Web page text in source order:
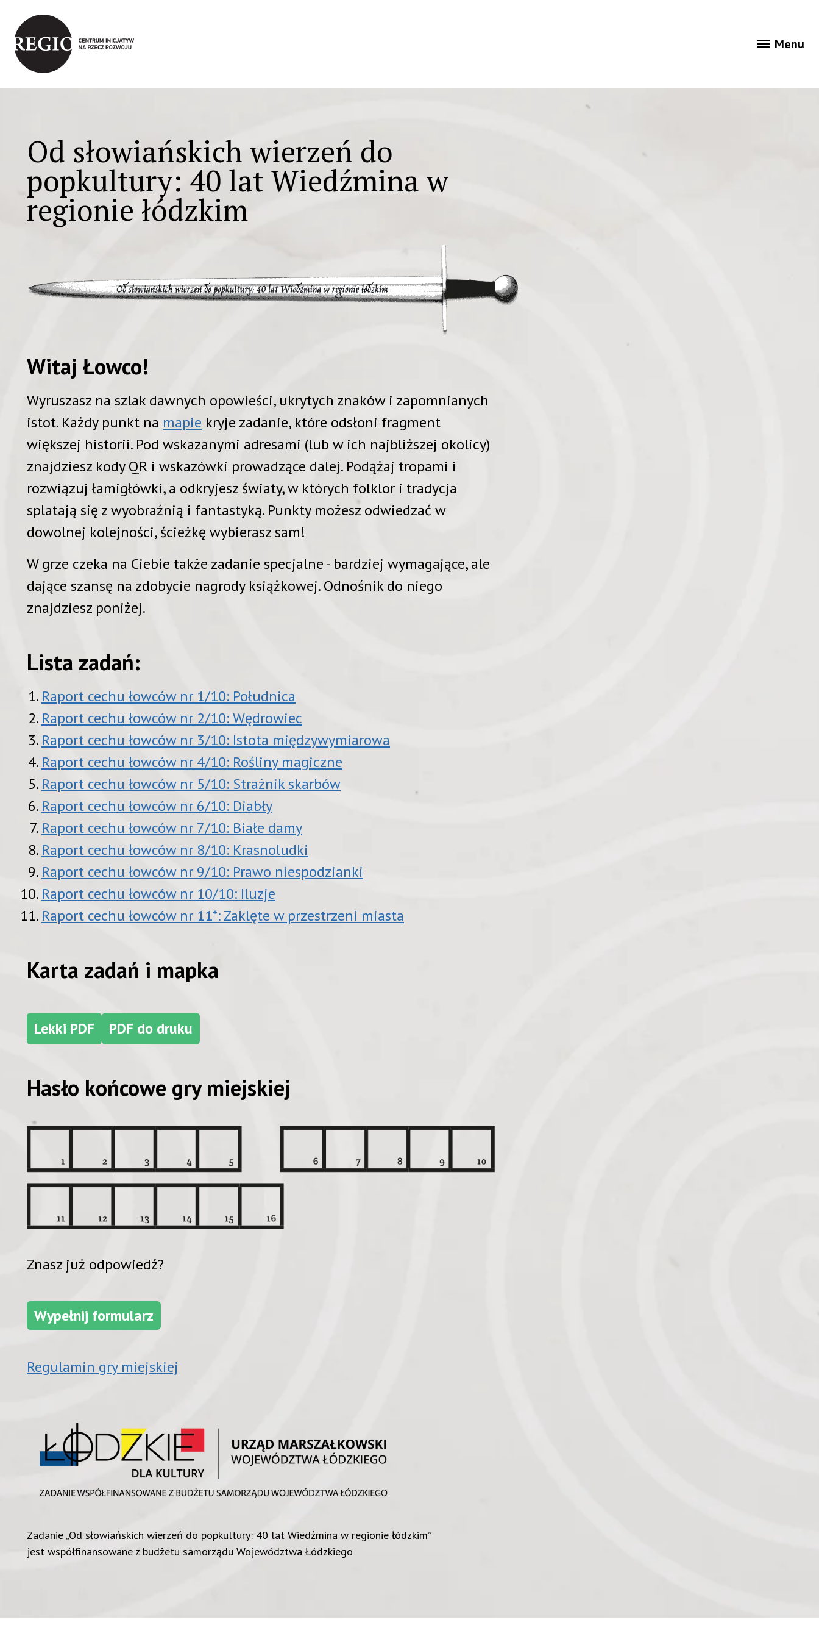
Menu
Od słowiańskich wierzeń do
popkultury: 40 lat Wiedźmina w
regionie łódzkim
Witaj Łowco!
Wyruszasz na szlak dawnych opowieści, ukrytych znaków i zapomnianych
istot. Każdy punkt na mapie kryje zadanie, które odsłoni fragment
większej historii. Pod wskazanymi adresami (lub w ich najbliższej okolicy)
znajdziesz kody QR i wskazówki prowadzące dalej. Podążaj tropami i
rozwiązuj łamigłówki, a odkryjesz światy, w których folklor i tradycja
splatają się z wyobraźnią i fantastyką. Punkty możesz odwiedzać w
dowolnej kolejności, ścieżkę wybierasz sam!
W grze czeka na Ciebie także zadanie specjalne - bardziej wymagające, ale
dające szansę na zdobycie nagrody książkowej. Odnośnik do niego
znajdziesz poniżej.
Lista zadań:
Raport cechu łowców nr 1/10: Południca
Raport cechu łowców nr 2/10: Wędrowiec
Raport cechu łowców nr 3/10: Istota międzywymiarowa
Raport cechu łowców nr 4/10: Rośliny magiczne
Raport cechu łowców nr 5/10: Strażnik skarbów
Raport cechu łowców nr 6/10: Diabły
Raport cechu łowców nr 7/10: Białe damy
Raport cechu łowców nr 8/10: Krasnoludki
Raport cechu łowców nr 9/10: Prawo niespodzianki
Raport cechu łowców nr 10/10: Iluzje
Raport cechu łowców nr 11*: Zaklęte w przestrzeni miasta
Karta zadań i mapka
Lekki PDF PDF do druku
Hasło końcowe gry miejskiej
Znasz już odpowiedź?
Wypełnij formularz
Regulamin gry miejskiej
Zadanie „Od słowiańskich wierzeń do popkultury: 40 lat Wiedźmina w regionie łódzkim”
jest współfinansowane z budżetu samorządu Województwa Łódzkiego